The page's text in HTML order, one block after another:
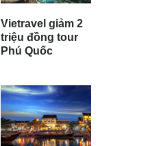
Vietravel giảm 2
triệu đồng tour
Phú Quốc